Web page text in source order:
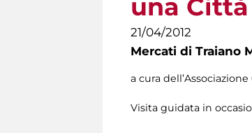
una Città
21/04/2012
Mercati di Traiano
a cura
Visita guidata in